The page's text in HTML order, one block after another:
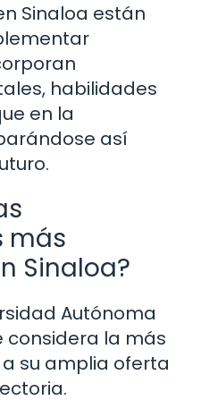
Sinaloa están
habilidades
en la
así
más
Sinaloa?
Autónoma
considera la más
su amplia oferta